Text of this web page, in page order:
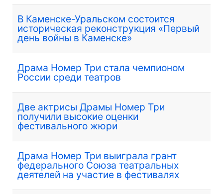
В Каменске-Уральском состоится
историческая реконструкция «Первый
день войны в Каменске»
Драма Номер Три стала чемпионом
России среди театров
Две актрисы Драмы Номер Три
получили высокие оценки
фестивального жюри
Драма Номер Три выиграла грант
федерального Союза театральных
деятелей на участие в фестивалях